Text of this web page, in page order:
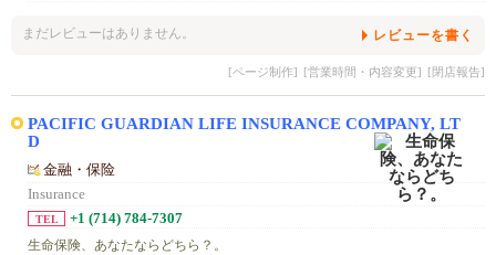
まだレビューはありません。 レビューを書く
[ページ制作] [営業時間・内容変更] [閉店報告]
PACIFIC GUARDIAN LIFE INSURANCE COMPANY, LT
D
金融・保险
Insurance
TEL
+1 (714) 784-7307
生命保険、あなたならどちら？。